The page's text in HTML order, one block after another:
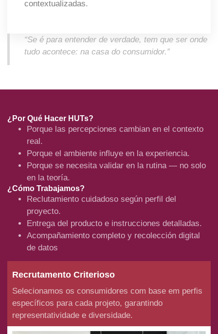
contextualizadas.
“Se é para entender de verdade, tem que ser onde
tudo acontece: na casa do consumidor.”
¿Por Qué Hacer HUTs?
Porque las percepciones cambian en el contexto
real.
Porque el ambiente influye en la experiencia.
Porque se necesita validar en la rutina — no solo
en la teoría.
¿Cómo Trabajamos?
Reclutamiento cuidadoso según perfil del
proyecto.
Entrega del producto e instrucciones detalladas.
Acompañamiento completo y recolección digital
de datos
Recrutamento Criterioso
Selecionamos os consumidores com base em perfis
específicos para cada projeto, garantindo
representatividade e diversidade.